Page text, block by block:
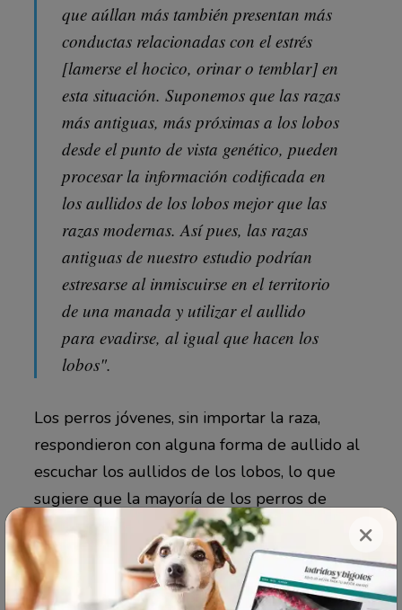
que aúllan más también presentan más
conductas relacionadas con el estrés
[lamerse el hocico, orinar o temblar] en
esta situación. Suponemos que las razas
más antiguas, más próximas a los lobos
desde el punto de vista genético, pueden
procesar la información codificada en
los aullidos de los lobos mejor que las
razas modernas. Así pues, las razas
antiguas de nuestro estudio podrían
estresarse al inmiscuirse en el territorio
de una manada y utilizar el aullido
para evadirse, al igual que hacen los
lobos".
Los perros jóvenes, sin importar la raza,
respondieron con alguna forma de aullido al
escuchar los aullidos de los lobos, lo que
sugiere que la mayoría de los perros de
todas las razas son capaces de hacerlo. Pero
cuanto más emparentado estaba un perro
adulto con un lobo, más probable era que
×